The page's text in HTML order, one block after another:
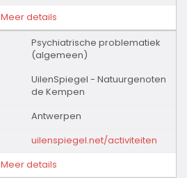
Meer details
Psychiatrische problematiek
(algemeen)
UilenSpiegel - Natuurgenoten
de Kempen
Antwerpen
uilenspiegel.net/activiteiten
Meer details